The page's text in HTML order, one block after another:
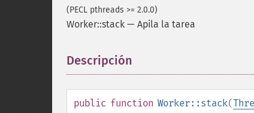
(PECL pthreads >= 2.0.0)
Worker::stack — Apila la tarea
Descripción
public function Worker::stack(